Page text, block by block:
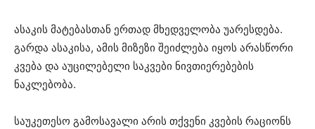
ასაკის მატებასთან ერთად მხედველობა უარესდება.
გარდა ასაკისა, ამის მიზეზი შეიძლება იყოს არასწორი
კვება და აუცილებელი საკვები ნივთიერებების
ნაკლებობა.
საუკეთესო გამოსავალი არის თქვენი კვების რაციონს